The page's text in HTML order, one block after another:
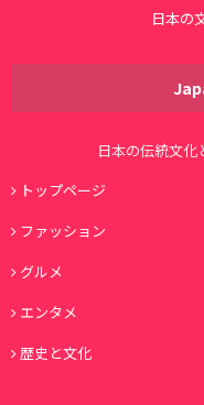
日本の
日本の伝統文
トップページ
ファッション
グルメ
エンタメ
歴史と文化